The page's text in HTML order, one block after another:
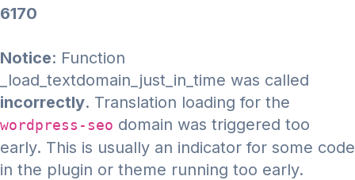
6170
Notice: Function
_load_textdomain_just_in_time was called
incorrectly. Translation loading for the
wordpress-seo domain was triggered too
early. This is usually an indicator for some code
in the plugin or theme running too early.